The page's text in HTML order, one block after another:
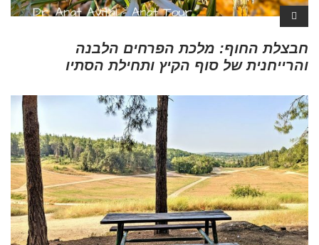
חבצלת החוף: מלכת הפרחים הלבנה
והרייחנית של סוף הקיץ ותחילת הסתיו